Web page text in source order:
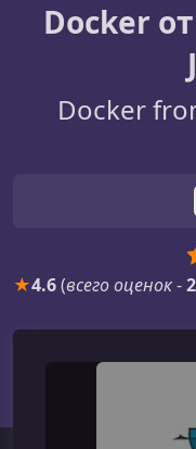
Docker
Docker
★4.6(всего оценок-